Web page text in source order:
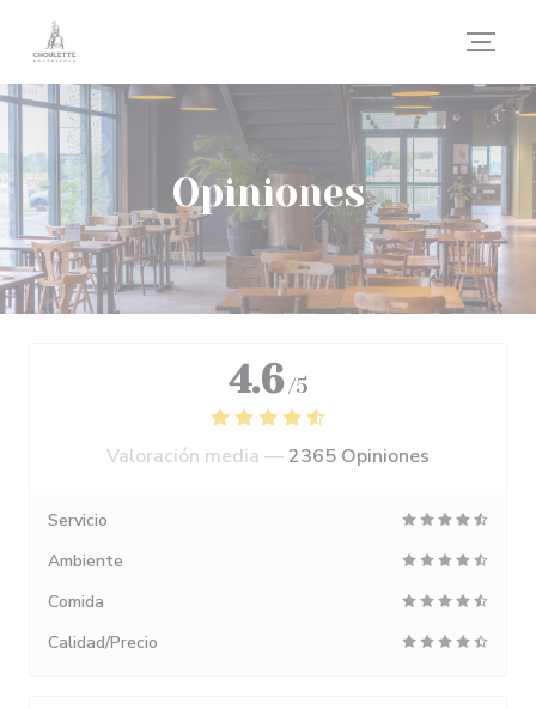
Personalización de sus opciones de cookies
Opiniones
4.6 /5
Valoración media —2365 Opiniones
Servicio
Ambiente
Comida
Calidad/Precio